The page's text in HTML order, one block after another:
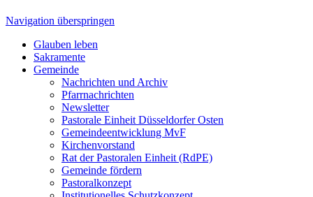
Navigation überspringen
Glauben leben
Sakramente
Gemeinde
Nachrichten und Archiv
Pfarrnachrichten
Newsletter
Pastorale Einheit Düsseldorfer Osten
Gemeindeentwicklung MvF
Kirchenvorstand
Rat der Pastoralen Einheit (RdPE)
Gemeinde fördern
Pastoralkonzept